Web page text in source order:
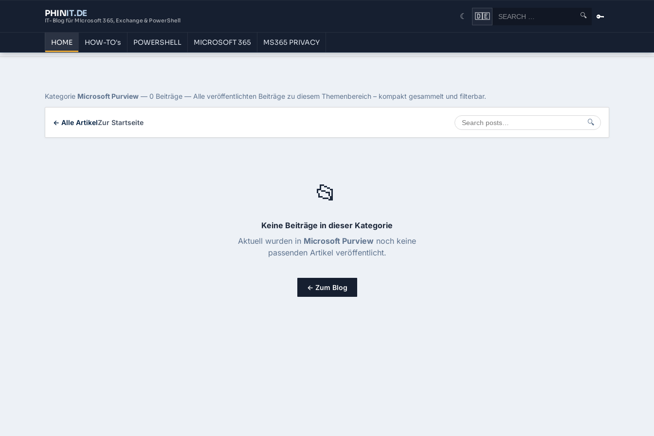
PHINIT.DE
IT-Blog für Microsoft 365, Exchange & PowerShell ☾ 🇩🇪 🔍 🔑
HOME HOW-TO's POWERSHELL MICROSOFT 365 MS365 PRIVACY
Kategorie: Microsoft Purview
Kategorie Microsoft Purview — 0 Beiträge — Alle veröffentlichten Beiträge zu diesem Themenbereich – kompakt gesammelt und filterbar.
← Alle ArtikelZur Startseite 🔍
📂
Keine Beiträge in dieser Kategorie
Aktuell wurden in Microsoft Purview noch keine
passenden Artikel veröffentlicht.
← Zum Blog